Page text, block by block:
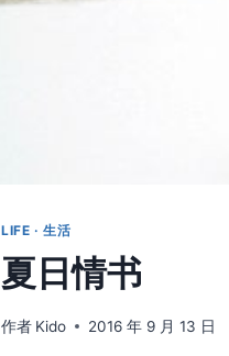
LIFE · 生活
夏日情书
作者 Kido 2016 年 9 月 13 日